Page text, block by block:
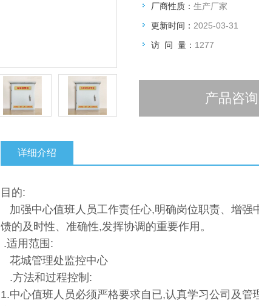
厂商性质： 生产厂家
更新时间： 2025-03-31
访 问 量： 1277
产品咨询
详细介绍
目的:
加强中心值班人员工作责任心,明确岗位职责、增强
馈的及时性、准确性,发挥协调的重要作用。
.适用范围:
花城管理处监控中心
.方法和过程控制:
1.中心值班人员必须严格要求自已,认真学习公司及